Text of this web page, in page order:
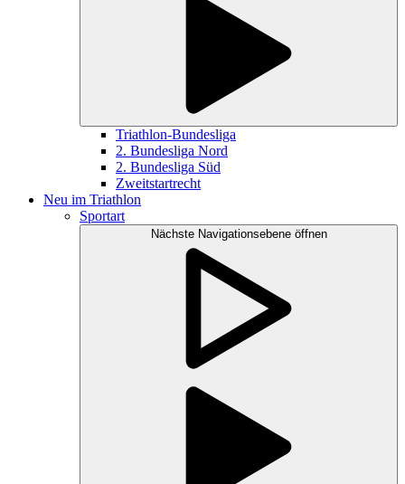
Triathlon-Bundesliga
2. Bundesliga Nord
2. Bundesliga Süd
Zweitstartrecht
Neu im Triathlon
Sportart
Nächste Navigationsebene öffnen